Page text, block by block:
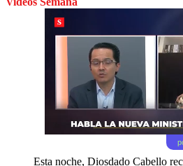
Esta noche, Diosdado Cabello